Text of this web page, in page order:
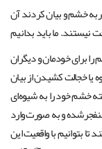
خشم و بیان کردند آن
نیستند. ما باید بدانیم
برای خودمان و دیگران
خجالت کشیدن از بیان
خشم خود را به شیوه‌ای
منفجرشده و به صورت وارد
بتوانیم با واقعیت این